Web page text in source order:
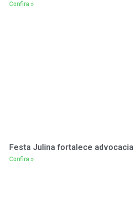
Confira »
Festa Julina fortalece advocacia
Confira »